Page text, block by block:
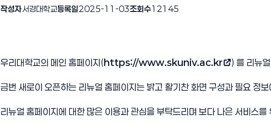
작성자서경대학교등록일2025-11-03조회수12145
우리대학교의 메인 홈페이지(https://www.skuniv.ac.kr
(새 창 열림) ) 를 리뉴
금번 새로이 오픈하는 리뉴얼 홈페이지는 밝고 활기찬 화면 구성과 필요 정
리뉴얼 홈페이지에 대한 많은 이용과 관심을 부탁드리며 보다 나은 서비스